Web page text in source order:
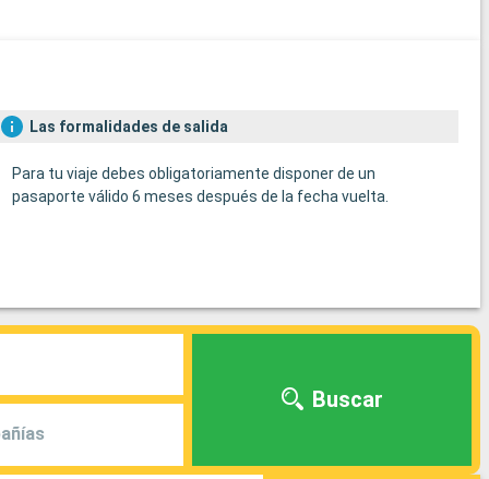
Las formalidades de salida
Para tu viaje debes obligatoriamente disponer de un
pasaporte válido 6 meses después de la fecha vuelta.
Buscar